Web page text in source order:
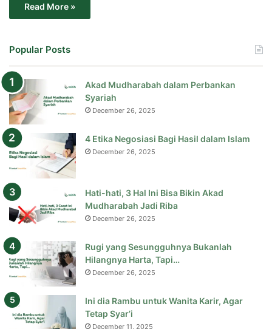
Read More »
Popular Posts
Akad Mudharabah dalam Perbankan
Syariah
December 26, 2025
4 Etika Negosiasi Bagi Hasil dalam Islam
December 26, 2025
Hati-hati, 3 Hal Ini Bisa Bikin Akad
Mudharabah Jadi Riba
December 26, 2025
Rugi yang Sesungguhnya Bukanlah
Hilangnya Harta, Tapi…
December 26, 2025
Ini dia Rambu untuk Wanita Karir, Agar
Tetap Syar’i
December 11, 2025